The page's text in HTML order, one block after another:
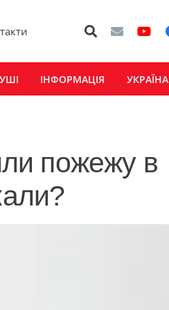
ІНФОРМАЦІЯ УКРАЇНА
пожежу в